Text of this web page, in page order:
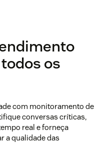
os
com monitoramento de
conversas críticas,
real e forneça
a qualidade das